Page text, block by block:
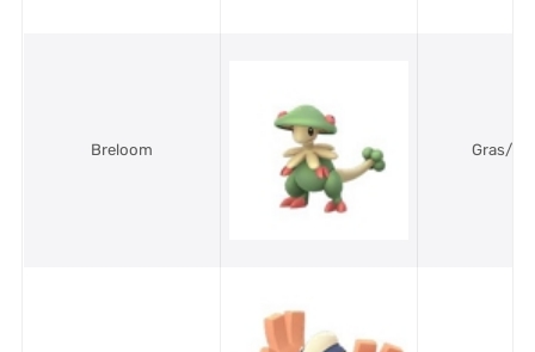
Breloom Gras/